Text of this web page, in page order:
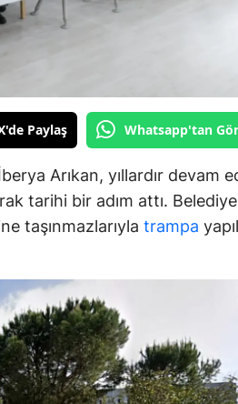
Paylaş Whatsapp'tan
Arıkan, yıllardır devam
tarihi bir adım attı.
taşınmazlarıyla trampa